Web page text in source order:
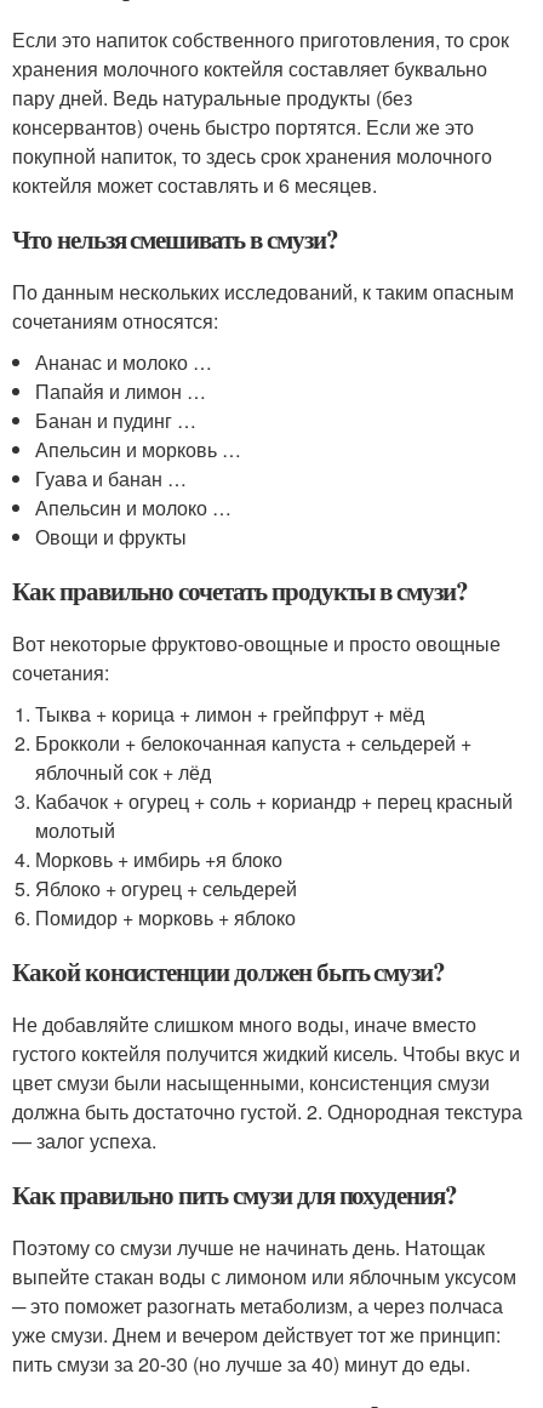
Если это напиток собственного приготовления, то срок
хранения молочного коктейля составляет буквально
пару дней. Ведь натуральные продукты (без
консервантов) очень быстро портятся. Если же это
покупной напиток, то здесь срок хранения молочного
коктейля может составлять и 6 месяцев.
Что нельзя смешивать в смузи?
По данным нескольких исследований, к таким опасным
сочетаниям относятся:
Ананас и молоко …
Папайя и лимон …
Банан и пудинг …
Апельсин и морковь …
Гуава и банан …
Апельсин и молоко …
Овощи и фрукты
Как правильно сочетать продукты в смузи?
Вот некоторые фруктово-овощные и просто овощные
сочетания:
Тыква + корица + лимон + грейпфрут + мёд
Брокколи + белокочанная капуста + сельдерей +
яблочный сок + лёд
Кабачок + огурец + соль + кориандр + перец красный
молотый
Морковь + имбирь +я блоко
Яблоко + огурец + сельдерей
Помидор + морковь + яблоко
Какой консистенции должен быть смузи?
Не добавляйте слишком много воды, иначе вместо
густого коктейля получится жидкий кисель. Чтобы вкус и
цвет смузи были насыщенными, консистенция смузи
должна быть достаточно густой. 2. Однородная текстура
— залог успеха.
Как правильно пить смузи для похудения?
Поэтому со смузи лучше не начинать день. Натощак
выпейте стакан воды с лимоном или яблочным уксусом
─ это поможет разогнать метаболизм, а через полчаса
уже смузи. Днем и вечером действует тот же принцип:
пить смузи за 20-30 (но лучше за 40) минут до еды.